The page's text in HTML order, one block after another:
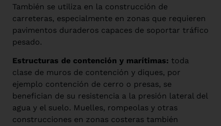
También se utiliza en la construcción de
carreteras, especialmente en zonas que requieren
pavimentos duraderos capaces de soportar tráfico
pesado.
Estructuras de contención y marítimas: toda
clase de muros de contención y diques, por
ejemplo contención de cerro o presas, se
benefician de su resistencia a la presión lateral del
agua y el suelo. Muelles, rompeolas y otras
construcciones en zonas costeras también